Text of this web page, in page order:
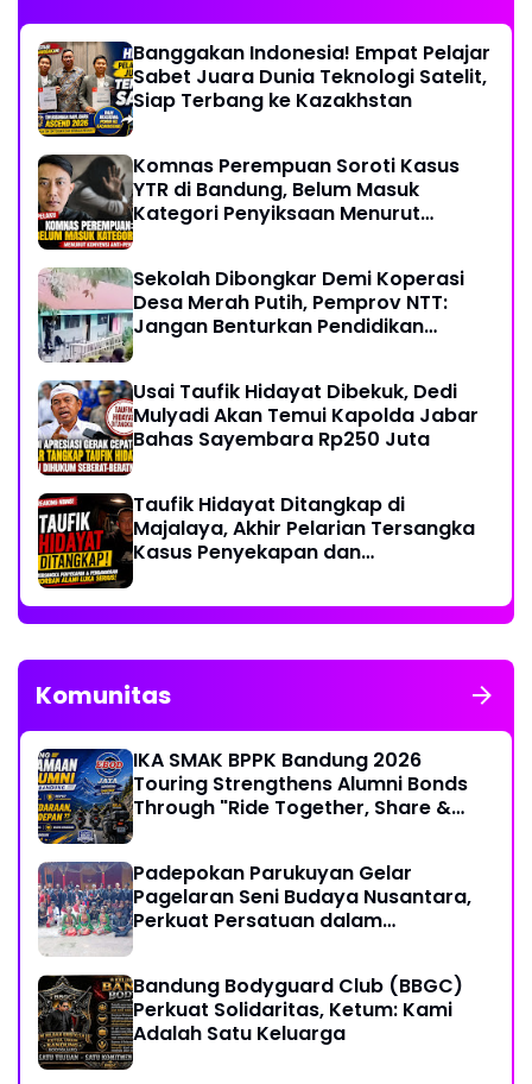
Banggakan Indonesia! Empat Pelajar
Sabet Juara Dunia Teknologi Satelit,
Siap Terbang ke Kazakhstan
Komnas Perempuan Soroti Kasus
YTR di Bandung, Belum Masuk
Kategori Penyiksaan Menurut
Sekolah Dibongkar Demi Koperasi
Desa Merah Putih, Pemprov NTT:
Jangan Benturkan Pendidikan
Usai Taufik Hidayat Dibekuk, Dedi
Mulyadi Akan Temui Kapolda Jabar
Bahas Sayembara Rp250 Juta
Taufik Hidayat Ditangkap di
Majalaya, Akhir Pelarian Tersangka
Kasus Penyekapan dan
Komunitas
IKA SMAK BPPK Bandung 2026
Touring Strengthens Alumni Bonds
Through "Ride Together, Share &
Padepokan Parukuyan Gelar
Pagelaran Seni Budaya Nusantara,
Perkuat Persatuan dalam
Bandung Bodyguard Club (BBGC)
Perkuat Solidaritas, Ketum: Kami
Adalah Satu Keluarga